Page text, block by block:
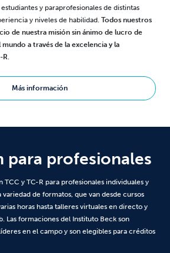
y paraprofesionales de distintas
y niveles de habilidad. Todos nuestros
de nuestra misión sin ánimo de lucro de
a través de la excelencia y la
R.
Más información
para profesionales
y TC-R para profesionales individuales y
variedad de formatos, que van desde cursos
horas hasta talleres virtuales en directo y
Las formaciones del Instituto Beck son
en el campo y son elegibles para créditos